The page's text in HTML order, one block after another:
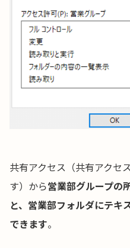
共有アクセス（共有アクセ
す）から営業部グループの
と、営業部フォルダにテキ
できます。